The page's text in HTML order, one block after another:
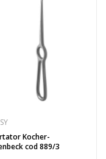
Kocher-
cod 889/3